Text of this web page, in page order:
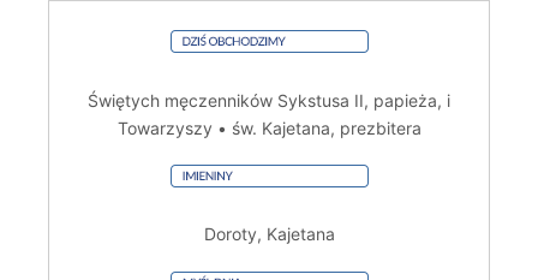
Świętych męczenników Sykstusa II, papieża, i
Towarzyszy • św. Kajetana, prezbitera
Doroty, Kajetana